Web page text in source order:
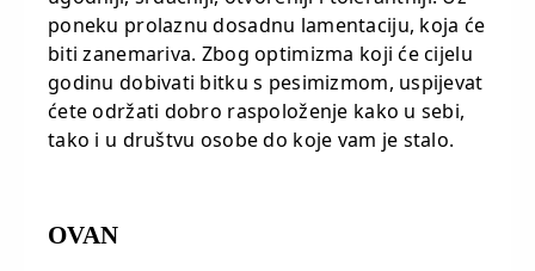
poneku prolaznu dosadnu lamentaciju, koja će
biti zanemariva. Zbog optimizma koji će cijelu
godinu dobivati bitku s pesimizmom, uspijevat
ćete održati dobro raspoloženje kako u sebi,
tako i u društvu osobe do koje vam je stalo.
OVAN